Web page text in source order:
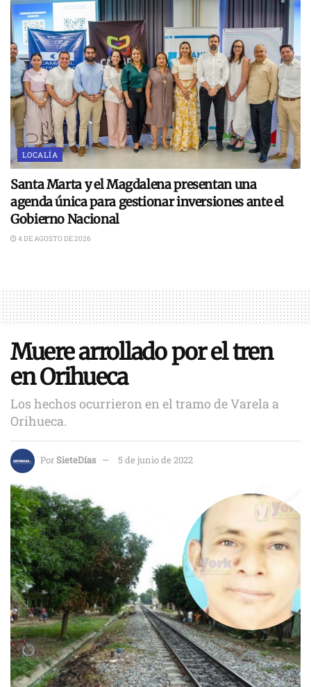
LOCALÍA
Santa Marta y el Magdalena presentan una
agenda única para gestionar inversiones ante el
Gobierno Nacional
4 DE AGOSTO DE 2026
Muere arrollado por el tren
en Orihueca
Los hechos ocurrieron en el tramo de Varela a
Orihueca.
PorSieteDías 5 de junio de 2022